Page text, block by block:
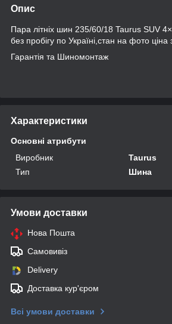
Опис
Пара літніх шин 235/60/18 Taurus SUV
без пробігу по Україні,стан на фото
Гарантія та Шиномонтаж
Характеристики
Основні атрибути
Виробник
Taurus
Тип
Шина
Умови доставки
Нова Пошта
Самовивіз
Delivery
Доставка кур'єром
Всі умови доставки